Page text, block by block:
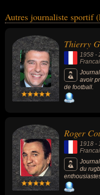
Autres journaliste sportif
Thierry
1958 -
avoir
de football.
Roger
1918 -
du
ont
popularité